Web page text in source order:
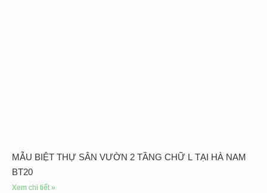
MẪU BIỆT THỰ SÂN VƯỜN 2 TẦNG CHỮ L TẠI HÀ NAM
BT20
Xem chi tiết »